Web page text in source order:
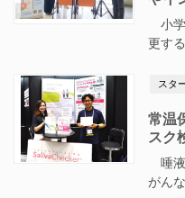
小学
更す
スタ
常温
スク
唾液
がん